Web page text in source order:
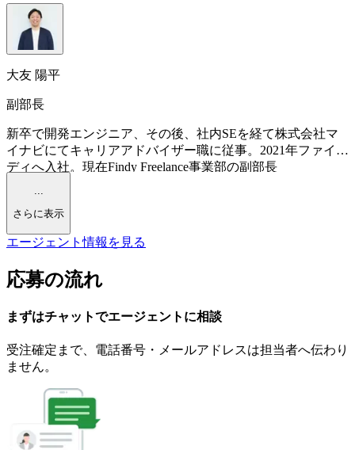
大友 陽平
副部長
新卒で開発エンジニア、その後、社内SEを経て株式会社マ
イナビにてキャリアアドバイザー職に従事。2021年ファイン
ディへ入社。現在Findy Freelance事業部の副部長
...
さらに表示
エージェント情報を見る
応募の流れ
まずはチャットでエージェント に相談
受注確定まで、 電話番号・メールアドレスは担当者へ伝わり
ません。